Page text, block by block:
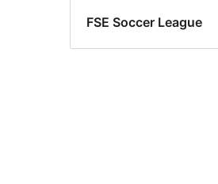
FSE Soccer League